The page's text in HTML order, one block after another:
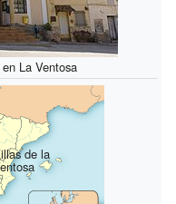
La Ventosa
de la